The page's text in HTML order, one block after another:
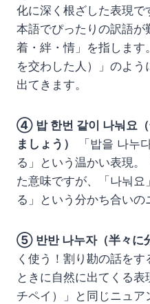
化に深く根ざした表現で
本語でぴったりの訳語
着・絆・情」を指しま
を交わした人）」のよう
出てきます。
④ 밥 한번 같이 나눠요
ましょう）
「밥을 나누
る」という温かい表現
た意味ですが、「나눠
る」という分かち合いの
⑤ 반반 나누자（半々に
く使う！割り勘の話を
ときに自然に出てくる
チペイ）」と同じニュ